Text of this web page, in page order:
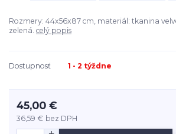
Rozmery: 44x56x87 cm, materiál: tkanina
zelená. celý popis
Dostupnosť 1 - 2 týždne
45,00 €
36,59 € bez DPH